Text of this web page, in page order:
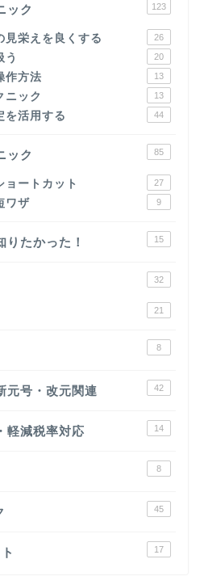
ック 123
見栄えを良くする 26
う 20
作方法 13
ニック 13
を活用する 44
ック 85
ョートカット 27
ワザ 9
たかった！ 15
32
21
8
元号・改元関連 42
軽減税率対応 14
8
45
17